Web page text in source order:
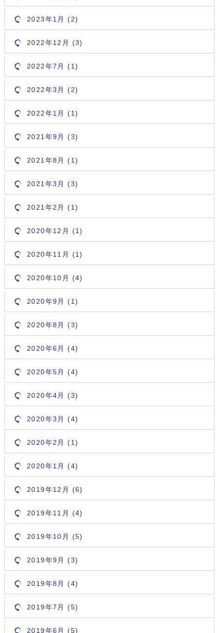
2023年1月 (2)
2022年12月 (3)
2022年7月 (1)
2022年3月 (2)
2022年1月 (1)
2021年9月 (3)
2021年8月 (1)
2021年3月 (3)
2021年2月 (1)
2020年12月 (1)
2020年11月 (1)
2020年10月 (4)
2020年9月 (1)
2020年8月 (3)
2020年6月 (4)
2020年5月 (4)
2020年4月 (3)
2020年3月 (4)
2020年2月 (1)
2020年1月 (4)
2019年12月 (6)
2019年11月 (4)
2019年10月 (5)
2019年9月 (3)
2019年8月 (4)
2019年7月 (5)
2019年6月 (5)